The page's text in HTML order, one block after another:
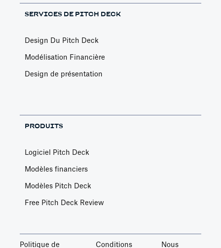
SERVICES DE PITCH DECK
Design Du Pitch Deck
Modélisation Financière
Design de présentation
PRODUITS
Logiciel Pitch Deck
Modèles financiers
Modèles Pitch Deck
Free Pitch Deck Review
Politique de Conditions Nous